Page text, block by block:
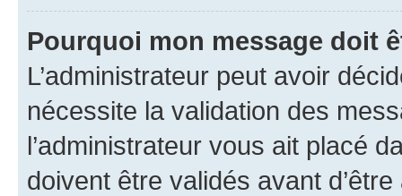
Pourquoi mon message doit
L’administrateur peut avoir
nécessite la validation des
l’administrateur vous ait placé
doivent être validés avant